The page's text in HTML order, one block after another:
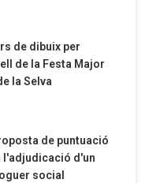
de dibuix per
de la Festa Major
la Selva
de puntuació
l'adjudicació d'un
social